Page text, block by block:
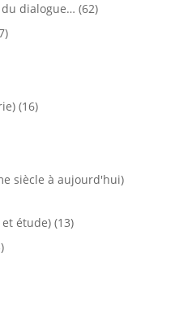
dialogue… (62)
(16)
siècle à aujourd'hui)
étude)(13)